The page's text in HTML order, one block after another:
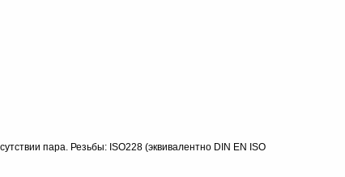
пара. Резьбы: ISO228 (эквивалентно DIN EN ISO